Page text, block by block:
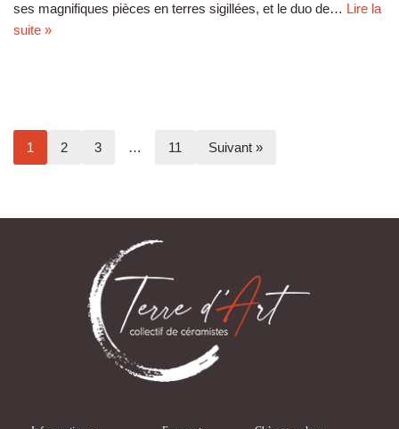
ses magnifiques pièces en terres sigillées, et le duo de… Lire la
suite »
1 2 3 … 11 Suivant »